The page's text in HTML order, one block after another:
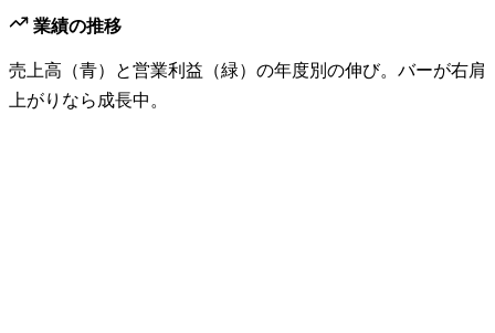
業績の推移
売上高（青）と営業利益（緑）の年度別の伸び。バーが右肩
上がりなら成長中。